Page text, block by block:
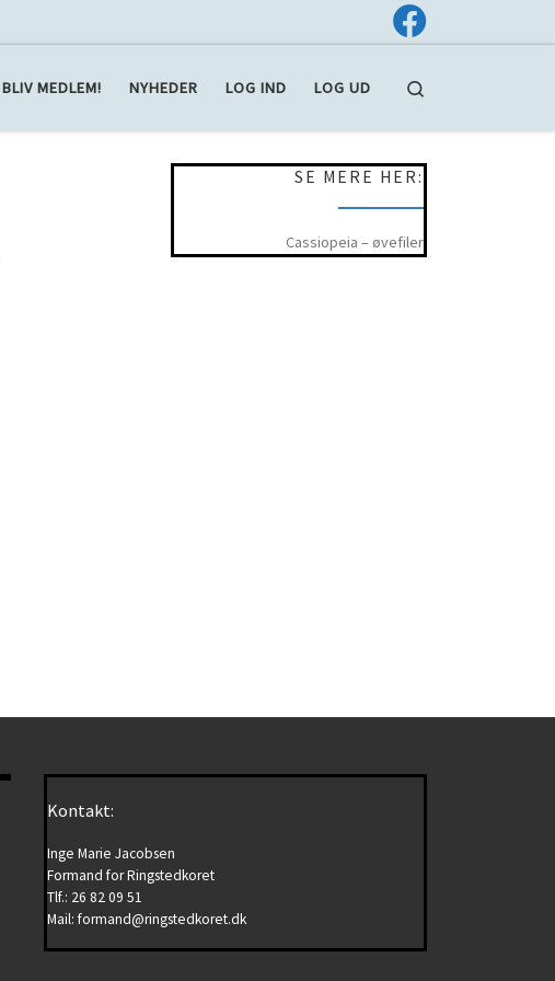
BLIV MEDLEM! NYHEDER LOG IND LOG UD
SE MERE HER:
Cassiopeia – øvefiler
Kontakt:
Inge Marie Jacobsen
Formand for Ringstedkoret
Tlf.: 26 82 09 51
Mail: formand@ringstedkoret.dk